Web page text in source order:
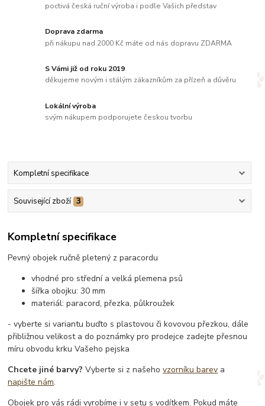
poctivá česká ruční výroba i podle Vašich představ
Doprava zdarma
při nákupu nad 2000 Kč máte od nás dopravu ZDARMA
S Vámi již od roku 2019
děkujeme novým i stálým zákazníkům za přízeň a důvěru
Lokální výroba
svým nákupem podporujete českou tvorbu
Kompletní specifikace
Související zboží 3
Kompletní specifikace
Pevný obojek ručně pletený z paracordu
vhodné pro střední a velká plemena psů
šířka obojku: 30 mm
materiál: paracord, přezka, půlkroužek
- vyberte si variantu buďto s plastovou či kovovou přezkou, dále
přibližnou velikost a do poznámky pro prodejce zadejte přesnou
míru obvodu krku Vašeho pejska
Chcete jiné barvy? Vyberte si z našehovzorníku barev a
napište nám.
Obojek pro vás rádi vyrobíme i v setu s vodítkem. Pokud máte